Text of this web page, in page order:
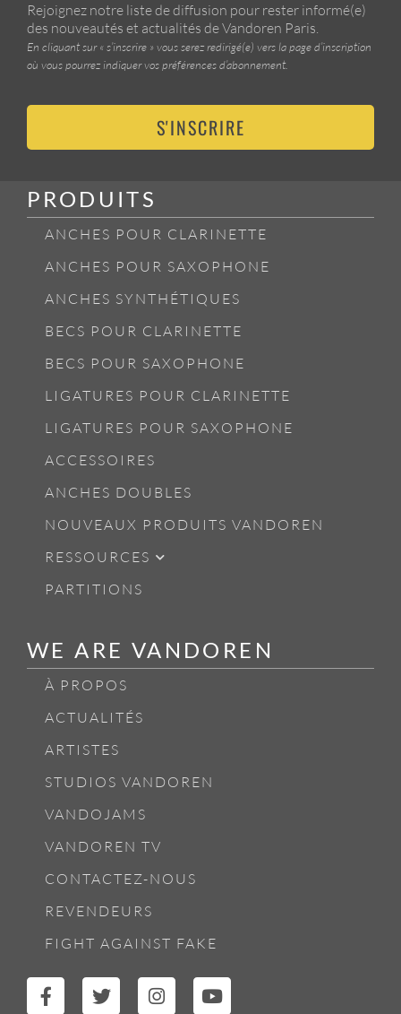
Rejoignez notre liste de diffusion pour rester informé(e)
des nouveautés et actualités de Vandoren Paris.
En cliquant sur « s’inscrire » vous serez redirigé(e) vers la page d’inscription
où vous pourrez indiquer vos préférences d’abonnement.
S'INSCRIRE
PRODUITS
ANCHES POUR CLARINETTE
ANCHES POUR SAXOPHONE
ANCHES SYNTHÉTIQUES
BECS POUR CLARINETTE
BECS POUR SAXOPHONE
LIGATURES POUR CLARINETTE
LIGATURES POUR SAXOPHONE
ACCESSOIRES
ANCHES DOUBLES
NOUVEAUX PRODUITS VANDOREN
RESSOURCES
PARTITIONS
WE ARE VANDOREN
À PROPOS
ACTUALITÉS
ARTISTES
STUDIOS VANDOREN
VANDOJAMS
VANDOREN TV
CONTACTEZ-NOUS
REVENDEURS
FIGHT AGAINST FAKE